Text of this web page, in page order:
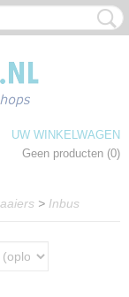
UW WINKELWAGEN
Geen producten (0)
> Inbus